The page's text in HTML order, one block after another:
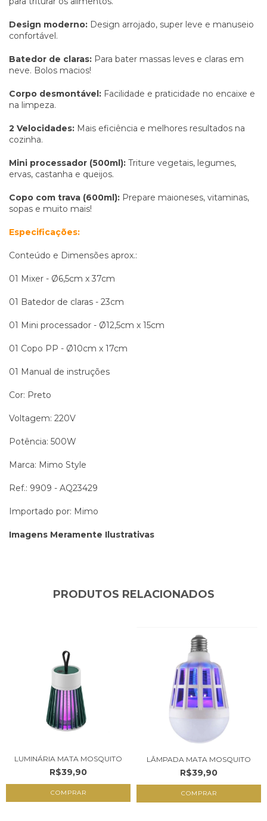
Design moderno: Design arrojado, super leve e manuseio
confortável.
Batedor de claras: Para bater massas leves e claras em
neve. Bolos macios!
Corpo desmontável: Facilidade e praticidade no encaixe e
na limpeza.
2 Velocidades: Mais eficiência e melhores resultados na
cozinha.
Mini processador (500ml): Triture vegetais, legumes,
ervas, castanha e queijos.
Copo com trava (600ml): Prepare maioneses, vitaminas,
sopas e muito mais!
Especificações:
Conteúdo e Dimensões aprox.:
01 Mixer - Ø6,5cm x 37cm
01 Batedor de claras - 23cm
01 Mini processador - Ø12,5cm x 15cm
01 Copo PP - Ø10cm x 17cm
01 Manual de instruções
Cor: Preto
Voltagem: 220V
Potência: 500W
Marca: Mimo Style
Ref.: 9909 - AQ23429
Importado por: Mimo
Imagens Meramente Ilustrativas
PRODUTOS RELACIONADOS
LUMINÁRIA MATA MOSQUITO
R$39,90
COMPRAR
LÂMPADA MATA MOSQUITO
R$39,90
COMPRAR